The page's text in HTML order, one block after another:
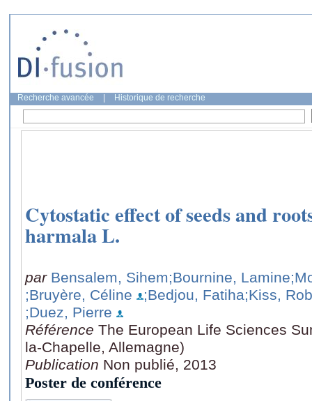
Recherche avancée Historique de recherche
Cytostatic effect of seeds and
harmala L.
par Bensalem, Sihem;Bournine, Lamine
;Bruyère, Céline
;Bedjou, Fatiha;Kiss,
;Duez, Pierre
Référence The European Life Sciences
la-Chapelle, Allemagne)
Publication Non publié, 2013
Poster de conférence